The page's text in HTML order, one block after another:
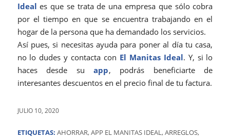
Ideal es que se trata de una empresa que sólo cobra
por el tiempo en que se encuentra trabajando en el
hogar de la persona que ha demandado los servicios.
Así pues, si necesitas ayuda para poner al día tu casa,
no lo dudes y contacta con El Manitas Ideal. Y, si lo
haces desde su app, podrás beneficiarte de
interesantes descuentos en el precio final de tu factura.
JULIO 10, 2020
ETIQUETAS: AHORRAR,APP EL MANITAS IDEAL,ARREGLOS,